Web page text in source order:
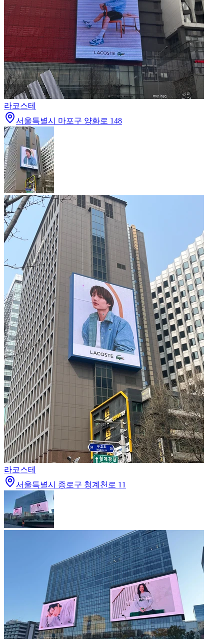
라코스테
서울특별시 마포구 양화로 148
라코스테
서울특별시 종로구 청계천로 11